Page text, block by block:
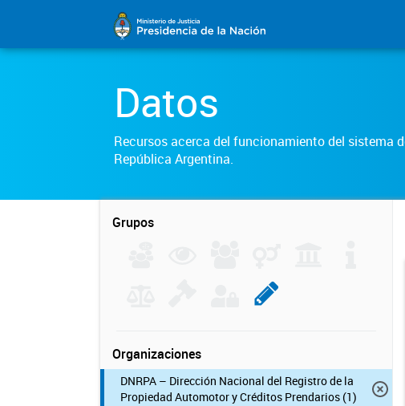
Datos
Recursos acerca del funcionamiento del sistema
República Argentina.
Grupos
Organizaciones
DNRPA – Dirección Nacional del Registro de la
Propiedad Automotor y Créditos Prendarios (1)